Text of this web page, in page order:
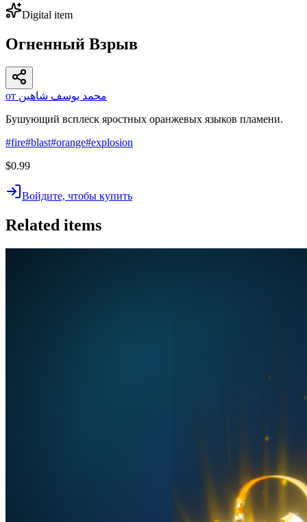
Digital item
Огненный Взрыв
от محمد يوسف شاهين
Бушующий всплеск яростных оранжевых языков пламени.
#fire#blast#orange#explosion
$0.99
Войдите, чтобы купить
Related items